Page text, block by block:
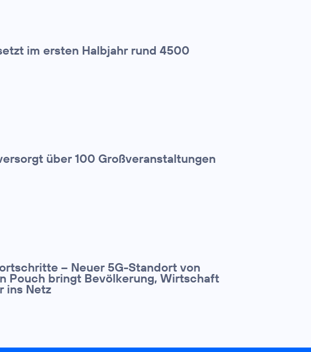
im ersten Halbjahr rund 4500
über 100 Großveranstaltungen
– Neuer 5G-Standort von
Pouch bringt Bevölkerung, Wirtschaft
ins Netz